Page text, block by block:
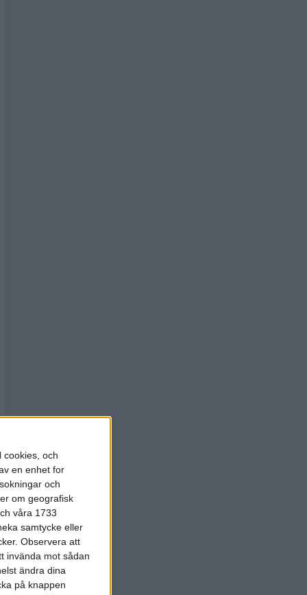
cookies, och
en enhet for
och
om geografisk
våra 1733
samtycke eller
Observera att
invända mot sådan
ändra dina
på knappen